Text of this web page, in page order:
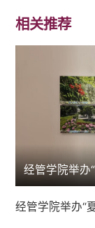
相关推荐
经管学院举办
经管学院举办“